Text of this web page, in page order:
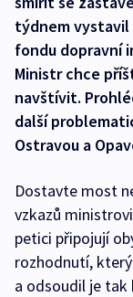
týdnem
fondu dopravní
Ministr chce
navštívit.
další
Ostravou a
Dostavte most
vzkazů
petici připojují
rozhodnutí,
a odsoudil je